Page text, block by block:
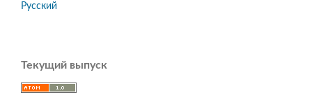
Русский
Текущий выпуск